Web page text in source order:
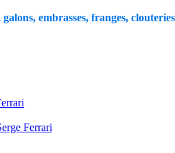
embrasses, franges,
Ferrari